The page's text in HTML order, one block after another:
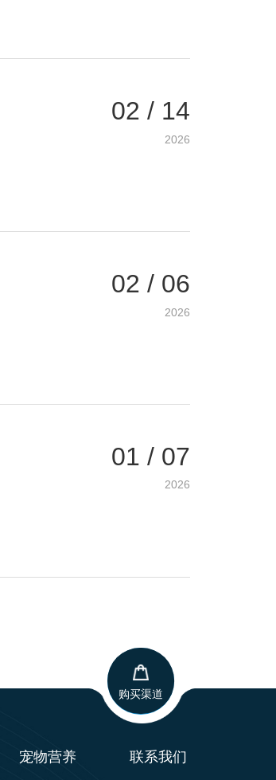
02 / 14
2026
02 / 06
2026
01 / 07
2026
购买渠道
宠物营养 联系我们